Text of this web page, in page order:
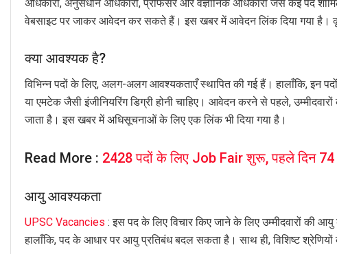
अधिकारी, अनुसंधान अधिकारी, प्रोफेसर और वैज्ञानिक अधिकारी जैसे कई पद
वेबसाइट पर जाकर आवेदन कर सकते हैं। इस खबर में आवेदन लिंक दिया गया है।
क्या आवश्यक है?
विभिन्न पदों के लिए, अलग-अलग आवश्यकताएँ स्थापित की गई हैं। हालाँकि, इन
या एमटेक जैसी इंजीनियरिंग डिग्री होनी चाहिए। आवेदन करने से पहले,
जाता है। इस खबर में अधिसूचनाओं के लिए एक लिंक भी दिया गया है।
Read More : 2428 पदों के लिए Job Fair शुरू, पहले दिन 74
आयु आवश्यकता
UPSC Vacancies : इस पद के लिए विचार किए जाने के लिए उम्मीदवारों की
हालाँकि, पद के आधार पर आयु प्रतिबंध बदल सकता है। साथ ही, विशिष्ट